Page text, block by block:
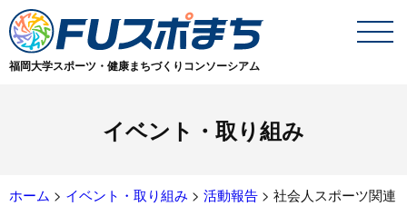
福岡大学スポーツ・健康まちづくりコンソーシアム
イベント・取り組み
ホーム > イベント・取り組み > 活動報告 > 社会人スポーツ関連